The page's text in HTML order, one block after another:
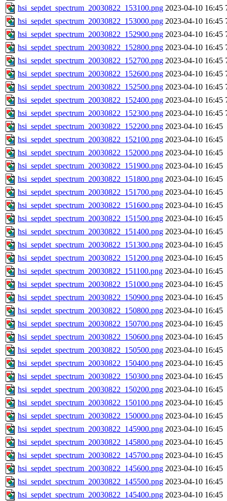
hsi_sepdet_spectrum_20030822_153100.png 2023-04-10 16:45
hsi_sepdet_spectrum_20030822_153000.png 2023-04-10 16:45
hsi_sepdet_spectrum_20030822_152900.png 2023-04-10 16:45
hsi_sepdet_spectrum_20030822_152800.png 2023-04-10 16:45
hsi_sepdet_spectrum_20030822_152700.png 2023-04-10 16:45
hsi_sepdet_spectrum_20030822_152600.png 2023-04-10 16:45
hsi_sepdet_spectrum_20030822_152500.png 2023-04-10 16:45
hsi_sepdet_spectrum_20030822_152400.png 2023-04-10 16:45
hsi_sepdet_spectrum_20030822_152300.png 2023-04-10 16:45
hsi_sepdet_spectrum_20030822_152200.png 2023-04-10 16:45
hsi_sepdet_spectrum_20030822_152100.png 2023-04-10 16:45
hsi_sepdet_spectrum_20030822_152000.png 2023-04-10 16:45
hsi_sepdet_spectrum_20030822_151900.png 2023-04-10 16:45
hsi_sepdet_spectrum_20030822_151800.png 2023-04-10 16:45
hsi_sepdet_spectrum_20030822_151700.png 2023-04-10 16:45
hsi_sepdet_spectrum_20030822_151600.png 2023-04-10 16:45
hsi_sepdet_spectrum_20030822_151500.png 2023-04-10 16:45
hsi_sepdet_spectrum_20030822_151400.png 2023-04-10 16:45
hsi_sepdet_spectrum_20030822_151300.png 2023-04-10 16:45
hsi_sepdet_spectrum_20030822_151200.png 2023-04-10 16:45
hsi_sepdet_spectrum_20030822_151100.png 2023-04-10 16:45
hsi_sepdet_spectrum_20030822_151000.png 2023-04-10 16:45
hsi_sepdet_spectrum_20030822_150900.png 2023-04-10 16:45
hsi_sepdet_spectrum_20030822_150800.png 2023-04-10 16:45
hsi_sepdet_spectrum_20030822_150700.png 2023-04-10 16:45
hsi_sepdet_spectrum_20030822_150600.png 2023-04-10 16:45
hsi_sepdet_spectrum_20030822_150500.png 2023-04-10 16:45
hsi_sepdet_spectrum_20030822_150400.png 2023-04-10 16:45
hsi_sepdet_spectrum_20030822_150300.png 2023-04-10 16:45
hsi_sepdet_spectrum_20030822_150200.png 2023-04-10 16:45
hsi_sepdet_spectrum_20030822_150100.png 2023-04-10 16:45
hsi_sepdet_spectrum_20030822_150000.png 2023-04-10 16:45
hsi_sepdet_spectrum_20030822_145900.png 2023-04-10 16:45
hsi_sepdet_spectrum_20030822_145800.png 2023-04-10 16:45
hsi_sepdet_spectrum_20030822_145700.png 2023-04-10 16:45
hsi_sepdet_spectrum_20030822_145600.png 2023-04-10 16:45
hsi_sepdet_spectrum_20030822_145500.png 2023-04-10 16:45
hsi_sepdet_spectrum_20030822_145400.png 2023-04-10 16:45